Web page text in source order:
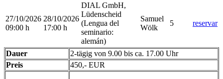
27/10/2026
09:00 h
28/10/2026
17:00 h
DIAL GmbH,
Lüdenscheid
(Lengua del
seminario:
alemán)
Samuel
Wölk
5 reservar
Dauer
2-tägig von 9.00 bis ca. 17.00 Uhr
Preis
450,- EUR